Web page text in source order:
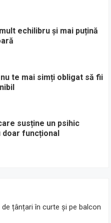
echilibru și mai puțină
te mai simți obligat să fii
susține un psihic
funcțional
țânțari în curte și pe balcon